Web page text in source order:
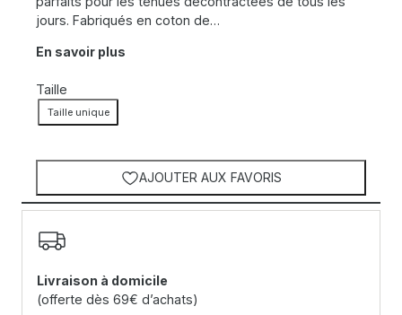
jours. Fabriqués en coton de…
En savoir plus
Taille
Taille unique
AJOUTER AUX FAVORIS
Livraison à domicile
(offerte dès 69€ d’achats)